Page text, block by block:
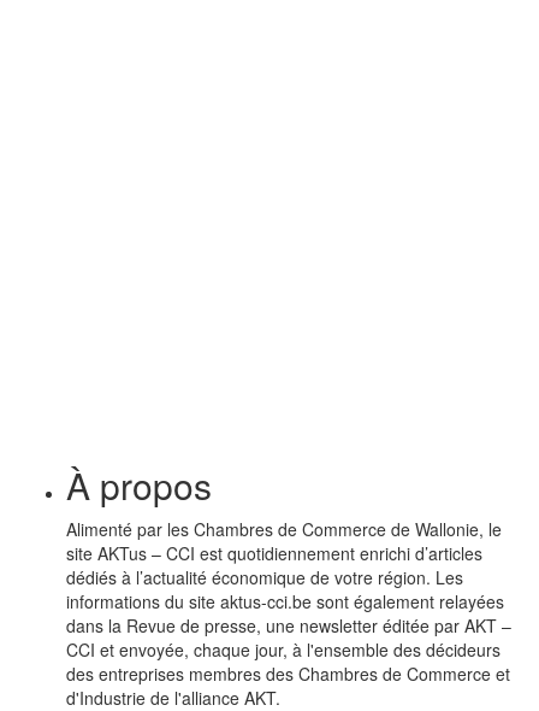
À propos
Alimenté par les Chambres de Commerce de Wallonie, le
site AKTus – CCI est quotidiennement enrichi d’articles
dédiés à l’actualité économique de votre région. Les
informations du site aktus-cci.be sont également relayées
dans la Revue de presse, une newsletter éditée par AKT –
CCI et envoyée, chaque jour, à l'ensemble des décideurs
des entreprises membres des Chambres de Commerce et
d'Industrie de l'alliance AKT.